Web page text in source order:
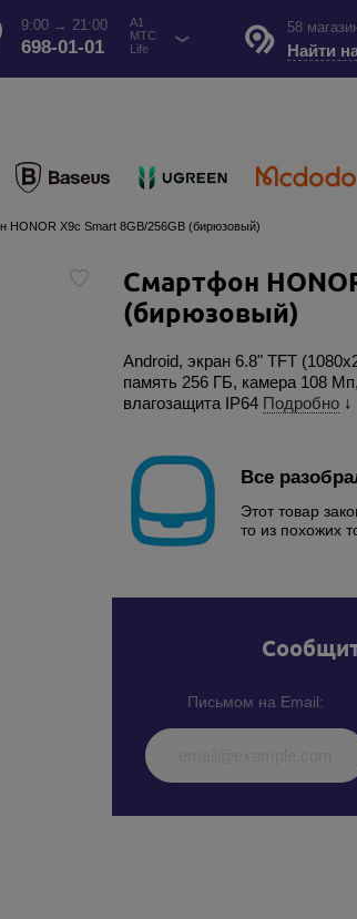
58
Найти
9:00 → 21:00
698-01-01
A1
МТС
Life
HONOR X9c Smart 8GB/256GB (бирюзовый)
Смартфон
(бирюзовый)
Android, экран 6.8" TFT
память 256 ГБ, камера 108
влагозащита IP64 Подробно ↓
Все
Этот товар
то из похожих
Письмом на Email: